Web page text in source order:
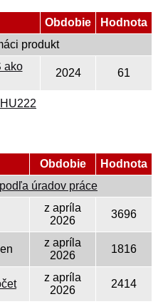
Obdobie
Hodnota
produkt
ako
2024 61
HU222
Obdobie
Hodnota
úradov práce
z apríla
2026
3696
z apríla
2026
1816
z apríla
2026
2414